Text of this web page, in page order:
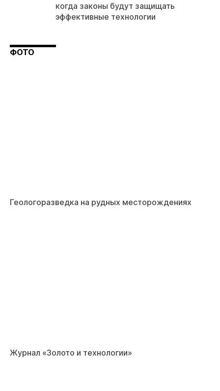
когда законы будут защищать
эффективные технологии
ФОТО
Геологоразведка на рудных месторождениях
Журнал «Золото и технологии»